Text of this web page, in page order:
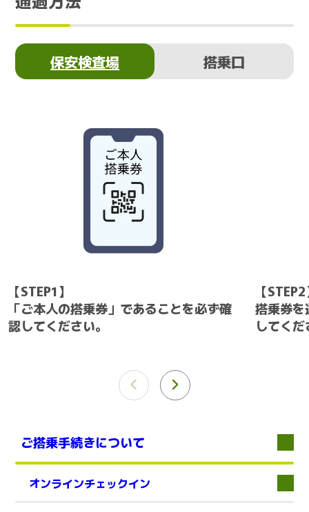
保安検査場 搭乗口
【STEP1】
「ご本人の搭乗券」であることを必ず確
認してください。
【
搭乗券
してく
ご搭乗手続きについて
オンラインチェックイン 下層